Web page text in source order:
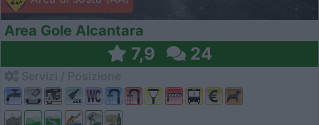
Area Gole Alcantara
7,9 24